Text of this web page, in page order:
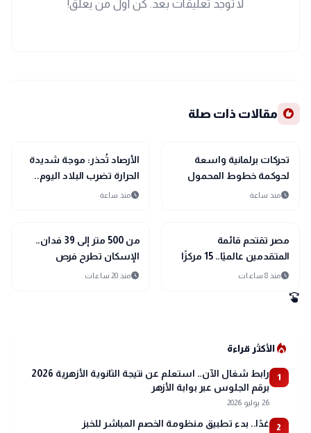
لا توجد تعليقات بعد. كن أول من يعلق!
recommend مقالات ذات صلة
public
الأخبار المحلية
تحركات برلمانية واسعة
لحوكمة خطوط المحمول
scheduleمنذ ساعة
public
الأخبار المحلية
الأرصاد تُحذر: موجة شديدة
الحرارة تضرب البلاد اليوم..
ورطوبة مرتفعة تزيد
scheduleمنذ ساعة
public
الأخبار المحلية
مصر تقتحم قائمة
المتقدمين عالميًا.. 15 مركزًا
جديدًا في حوكمة الذكاء
scheduleمنذ 8 ساعات
public
الأخبار المحلية
من 500 متر إلى 39 فدان..
الإسكان تطرح فرص
scheduleمنذ 20 ساعات
swipe
local_fire_departmentالأكثر قراءة
1
رابط شغال الآن.. استعلم عن نتيجة الثانوية الأزهرية 2026
برقم الجلوس عبر بوابة الأزهر
26 يوليو 2026
2 غدًا.. بدء تطبيق منظومة الخصم المباشر للخبز